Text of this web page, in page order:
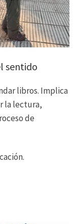
sentido
libros. Implica
la lectura,
de